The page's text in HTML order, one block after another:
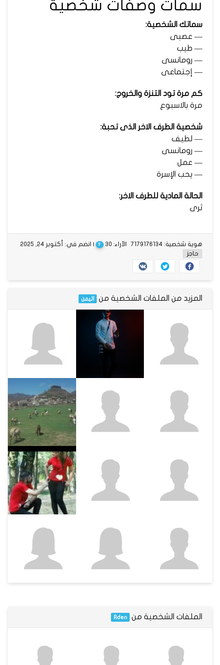
سمات وصفات شخصية
سماتك الشخصية:
— عصبى
— طيب
— رومانسى
— إجتماعى
كم مرة تود التنزة والخروج:
مرة بالاسبوع
شخصية الطرف الاخر الذى تحبة:
— لطيف
— رومانسى
— عمل
— يحب الإسرة
الحالة المادية للطرف الاخر:
ثرى
الآراء: 30 ? | انضم في: أكتوبر 24, 2025
هوية شخصية: 7179176134
حاجز
المزيد من الملفات الشخصية من اليمن
الملفات الشخصية من Aden